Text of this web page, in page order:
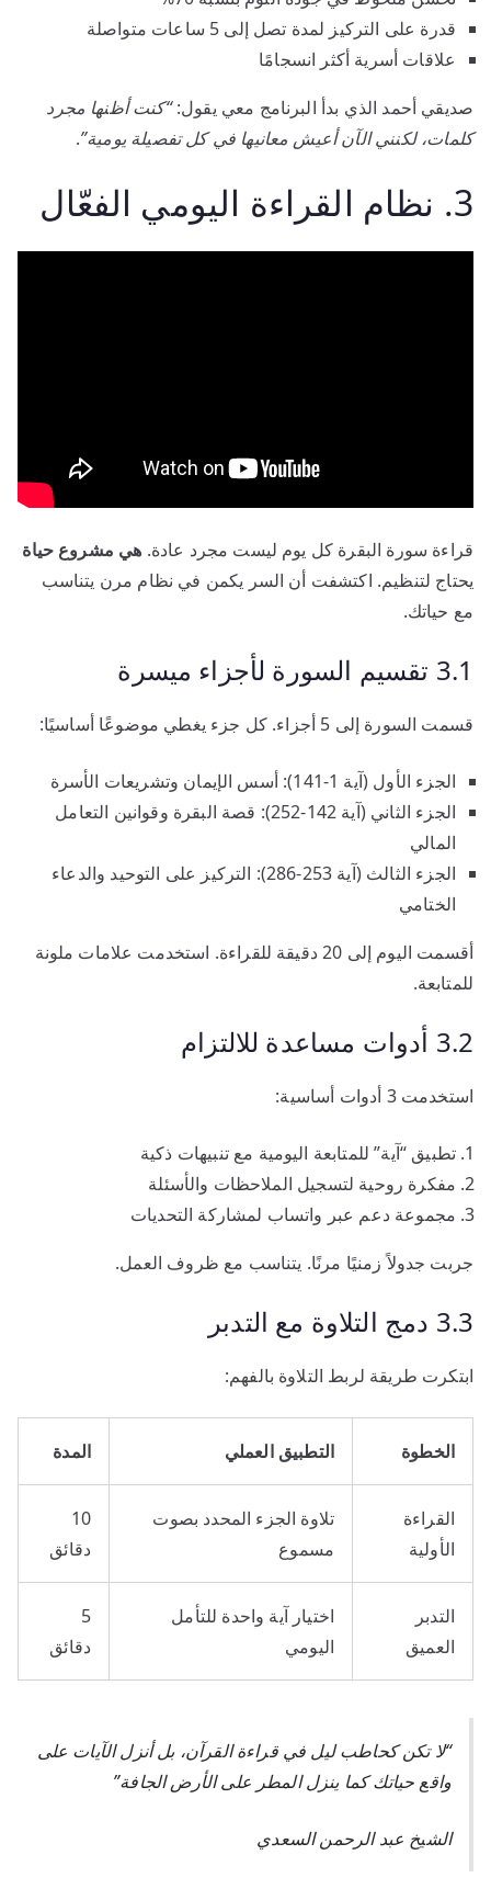
قدرة على التركيز لمدة تصل إلى 5 ساعات متواصلة
علاقات أسرية أكثر انسجامًا
صديقي أحمد الذي بدأ البرنامج معي يقول:“كنت أظنها مجرد
كلمات، لكنني الآن أعيش معانيها في كل تفصيلة يومية”.
3. نظام القراءة اليومي الفعّال
قراءة سورة البقرة كل يوم ليست مجرد عادة. هي مشروع حياة
يحتاج لتنظيم. اكتشفت أن السر يكمن في نظام مرن يتناسب
مع حياتك.
3.1 تقسيم السورة لأجزاء ميسرة
قسمت السورة إلى 5 أجزاء. كل جزء يغطي موضوعًا أساسيًا:
الجزء الأول (آية 1-141): أسس الإيمان وتشريعات الأسرة
الجزء الثاني (آية 142-252): قصة البقرة وقوانين التعامل
المالي
الجزء الثالث (آية 253-286): التركيز على التوحيد والدعاء
الختامي
أقسمت اليوم إلى 20 دقيقة للقراءة. استخدمت علامات ملونة
للمتابعة.
3.2 أدوات مساعدة للالتزام
استخدمت 3 أدوات أساسية:
تطبيق “آية” للمتابعة اليومية مع تنبيهات ذكية
مفكرة روحية لتسجيل الملاحظات والأسئلة
مجموعة دعم عبر واتساب لمشاركة التحديات
جربت جدولاً زمنيًا مرنًا. يتناسب مع ظروف العمل.
3.3 دمج التلاوة مع التدبر
ابتكرت طريقة لربط التلاوة بالفهم:
الخطوة التطبيق العملي المدة
القراءة
الأولية
تلاوة الجزء المحدد بصوت
مسموع
10
دقائق
التدبر
العميق
اختيار آية واحدة للتأمل
اليومي
5
دقائق
“لا تكن كحاطب ليل في قراءة القرآن، بل أنزل الآيات على
واقع حياتك كما ينزل المطر على الأرض الجافة”
الشيخ عبد الرحمن السعدي